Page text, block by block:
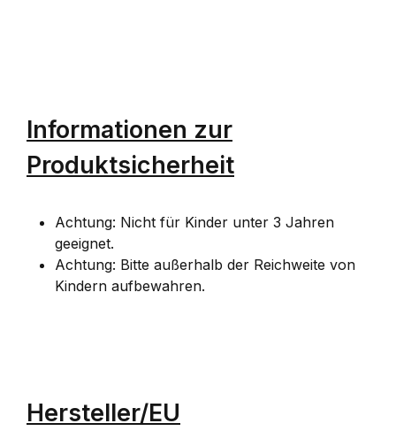
Informationen zur
Produktsicherheit
Achtung: Nicht für Kinder unter 3 Jahren
geeignet.
Achtung: Bitte außerhalb der Reichweite von
Kindern aufbewahren.
Hersteller/EU